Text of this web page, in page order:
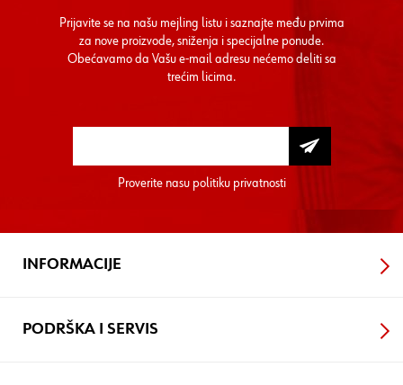
Prijavite se na našu mejling listu i saznajte među prvima
za nove proizvode, sniženja i specijalne ponude.
Obećavamo da Vašu e-mail adresu nećemo deliti sa
trećim licima.
Proverite nasu politiku privatnosti
INFORMACIJE
PODRŠKA I SERVIS